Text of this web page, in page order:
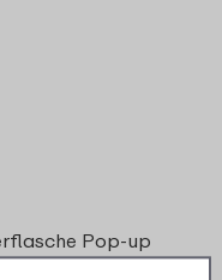
Pop-up